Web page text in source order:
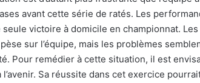
avant cette série de ratés. Les
seule victoire à domicile en championnat.
sur l’équipe, mais les problèmes
Pour remédier à cette situation, il est
Sa réussite dans cet exercice